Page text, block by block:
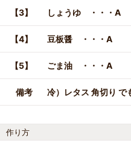
【3】 しょうゆ ・・・A
【4】 豆板醤 ・・・A
【5】 ごま油 ・・・A
備考 冷）レタス 角切り で
作り方